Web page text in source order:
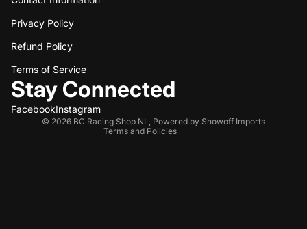
Privacy Policy
Refund Policy
Terms of Service
Stay Connected
FacebookInstagram
© 2026 BC Racing Shop NL
Powered by Showoff Imports
Terms and Policies
Refund policy
Privacy policy
Terms of service
Shipping policy
Contact information